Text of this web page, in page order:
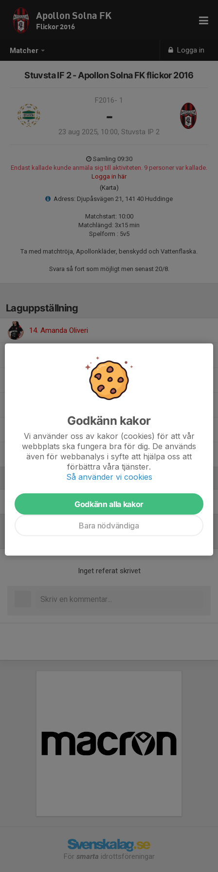
Matcher Logga in
Apollon Solna FK
Flickor 2016
Stuvsta IF 2 - Apollon Solna FK flickor 2016
F2016- 1
-
23 aug 2025, 10:00, Stuvsta IP 2
Samling 09:30
Endast kallade kunde anmäla sig till aktiviteten. 9 personer var kallade.
Logga in här
(Karta)
Adress: Djupåsvägen 21, 141 40 Huddinge
Matchstart: 10:00
Matchlängd: 3x15 min
Spelform : 5v5
Ta med matchtröja, Apollonkläder, benskydd och Vattenflaska.
Svara så fort som möjligt men senast 20/8.
Laguppställning
14. Amanda Oliveri
16. Awa Antman Chorr
21. Elisa Andradottie
23. Sree Mithra Mareesan
Jenny Hernesten WestmanTränare
Inget referat skrivet
För smarta idrottsföreningar
Godkänn kakor
Vi använder oss av kakor (cookies) för att vår
webbplats ska fungera bra för dig. De används
även för webbanalys i syfte att hjälpa oss att
förbättra våra tjänster.
Så använder vi cookies
Godkänn alla kakor
Bara nödvändiga